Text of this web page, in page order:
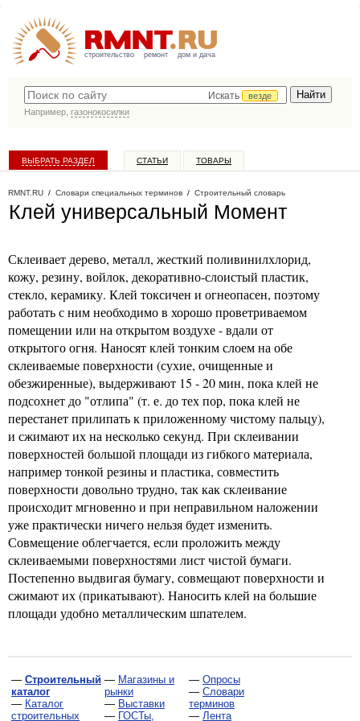
строительство ремонт дом и дача
Искать
везде
Например, газонокосилки
ВЫБРАТЬ РАЗДЕЛ СТАТЬИ ТОВАРЫ
RMNT.RU / Словари специальных терминов / Строительный словарь
Клей универсальный Момент
Склеивает дерево, металл, жесткий поливинилхлорид,
кожу, резину, войлок, декоративно-слоистый пластик,
стекло, керамику. Клей токсичен и огнеопасен, поэтому
работать с ним необходимо в хорошо проветриваемом
помещении или на открытом воздухе - вдали от
открытого огня. Наносят клей тонким слоем на обе
склеиваемые поверхности (сухие, очищенные и
обезжиренные), выдерживают 15 - 20 мин, пока клей не
подсохнет до "отлипа" (т. е. до тех пор, пока клей не
перестанет прилипать к приложенному чистому пальцу),
и сжимают их на несколько секунд. При склеивании
поверхностей большой площади из гибкого материала,
например тонкой резины и пластика, совместить
поверхности довольно трудно, так как склеивание
происходит мгновенно и при неправильном наложении
уже практически ничего нельзя будет изменить.
Совмещение облегчается, если проложить между
склеиваемыми поверхностями лист чистой бумаги.
Постепенно выдвигая бумагу, совмещают поверхности и
сжимают их (прикатывают). Наносить клей на большие
площади удобно металлическим шпателем.
— Строительный
каталог
— Каталог
строительных
— Магазины и
рынки
— Выставки
— ГОСТы,
— Опросы
— Словари
терминов
— Лента